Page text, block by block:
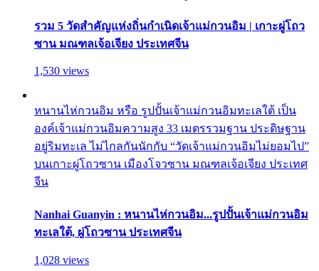
รวม 5 วัดสำคัญแห่งถิ่นกำเนิดเจ้าแม่กวนอิม | เกาะผู่โถว
ซาน มณฑลเจ้อเจียง ประเทศจีน
1,530 views
หนานไห่กวนอิม หรือ รูปปั้นเจ้าแม่กวนอิมทะเลใต้ เป็น
องค์เจ้าแม่กวนอิมความสูง 33 เมตรรวมฐาน ประดิษฐาน
อยู่ริมทะเล ไม่ไกลกันนักกับ “วัดเจ้าแม่กวนอิมไม่ยอมไป”
บนเกาะผู่โถวซาน เมืองโจวซาน มณฑลเจ้อเจียง ประเทศ
จีน
Nanhai Guanyin : หนานไห่กวนอิม...รูปปั้นเจ้าแม่กวนอิม
ทะเลใต้, ผู่โถวซาน ประเทศจีน
1,028 views